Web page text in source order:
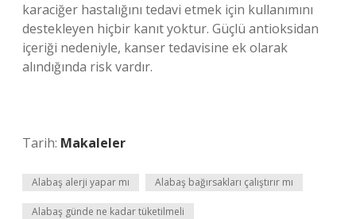
karaciğer hastalığını tedavi etmek için kullanımını
destekleyen hiçbir kanıt yoktur. Güçlü antioksidan
içeriği nedeniyle, kanser tedavisine ek olarak
alındığında risk vardır.
Tarih: Makaleler
Alabaş alerji yapar mı Alabaş bağırsakları çalıştırır mı
Alabaş günde ne kadar tüketilmeli